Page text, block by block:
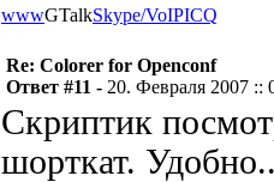
wwwGTalkSkype/VoIPICQ
Re: Colorer for Openconf
Ответ #11 - 20. Февраля 2007 ::
Скриптик
шорткат.